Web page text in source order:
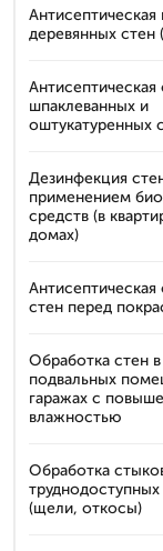
Антисептическая
деревянных стен
Антисептическая
шпаклеванных и
оштукатуренных
Дезинфекция
применением
средств (в
домах)
Антисептическая
стен перед
Обработка стен в
подвальных
гаражах с
влажностью
Обработка
(щели, откосы)